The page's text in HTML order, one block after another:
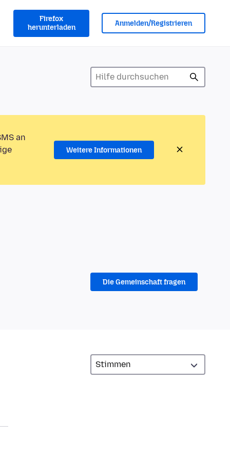
Firefox
herunterladen
Anmelden/Registrieren
an
Weitere Informationen
Die Gemeinschaft fragen